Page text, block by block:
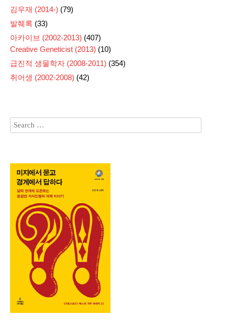
김우재 (2014-) (79)
발췌록 (33)
아카이브 (2002-2013) (407)
Creative Geneticist (2013) (10)
급진적 생물학자 (2008-2011) (354)
취어생 (2002-2008) (42)